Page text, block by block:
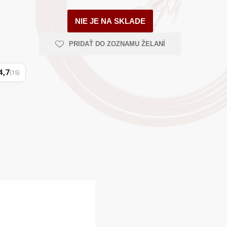
Health Link
(15)
NIE JE NA SKLADE
PRIDAŤ DO ZOZNAMU ŽELANÍ